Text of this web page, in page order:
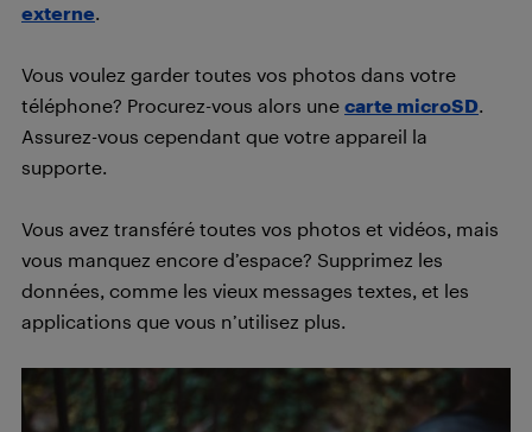
externe.
Vous voulez garder toutes vos photos dans votre
téléphone? Procurez-vous alors une carte microSD.
Assurez-vous cependant que votre appareil la
supporte.
Vous avez transféré toutes vos photos et vidéos, mais
vous manquez encore d’espace? Supprimez les
données, comme les vieux messages textes, et les
applications que vous n’utilisez plus.